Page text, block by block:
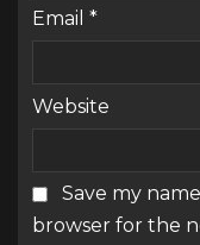
Email *
Website
Save my
browser for the